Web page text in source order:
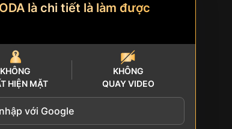
là chi tiết là làm được
KHÔNG
HIỆN MẶT
KHÔNG
QUAY VIDEO
với Google